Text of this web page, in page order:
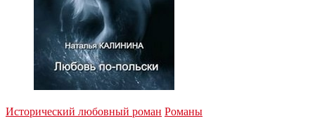
Исторический любовный роман Романы